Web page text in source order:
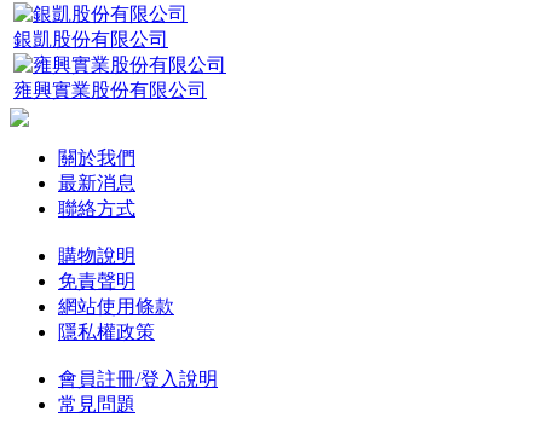
銀凱股份有限公司
雍興實業股份有限公司
關於我們
最新消息
聯絡方式
購物說明
免責聲明
網站使用條款
隱私權政策
會員註冊/登入說明
常見問題